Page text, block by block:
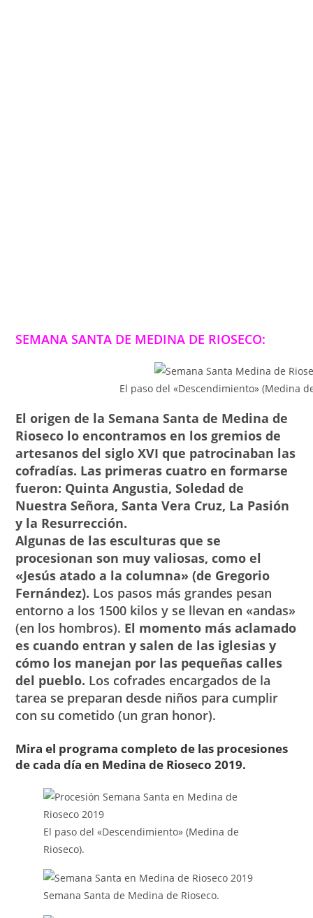
SEMANA SANTA DE MEDINA DE RIOSECO:
El paso del «Descendimiento» (Medina
El origen de la Semana Santa de Medina de
Rioseco lo encontramos en los gremios de
artesanos del siglo XVI que patrocinaban las
cofradías. Las primeras cuatro en formarse
fueron: Quinta Angustia, Soledad de
Nuestra Señora, Santa Vera Cruz, La Pasión
y la Resurrección.
Algunas de las esculturas que se
procesionan son muy valiosas, como el
«Jesús atado a la columna» (de Gregorio
Fernández). Los pasos más grandes pesan
entorno a los 1500 kilos y se llevan en «andas»
(en los hombros). El momento más aclamado
es cuando entran y salen de las iglesias y
cómo los manejan por las pequeñas calles
del pueblo. Los cofrades encargados de la
tarea se preparan desde niños para cumplir
con su cometido (un gran honor).
Mira el programa completo de las procesiones
de cada día en Medina de Rioseco 2019.
El paso del «Descendimiento» (Medina de
Rioseco).
Semana Santa de Medina de Rioseco.